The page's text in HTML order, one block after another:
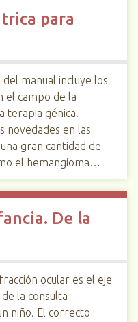
para
del manual incluye los
el campo de la
terapia génica.
novedades en las
gran cantidad de
el hemangioma…
De la
ocular es el eje
la consulta
niño. El correcto